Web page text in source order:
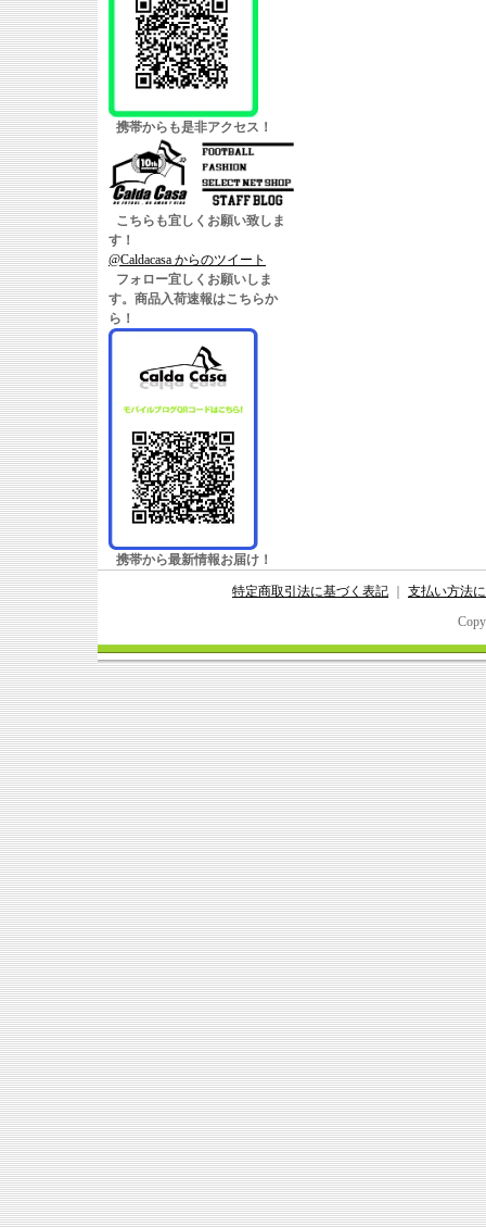
携帯からも是非アクセス！
こちらも宜しくお願い致しま
す！
@Caldacasa からのツイート
フォロー宜しくお願いしま
す。商品入荷速報はこちらか
ら！
携帯から最新情報お届け！
特定商取引法に基づく表記
支払い方法